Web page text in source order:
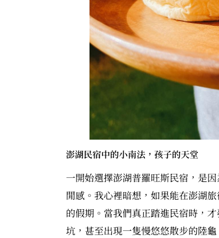
澎湖民宿中的小南法，孩子的天堂
一開始選擇澎湖普羅旺斯民宿，是
閒感。我心裡暗想，如果能在澎湖
的假期。當我們真正踏進民宿時，
坑，甚至出現一隻慢悠悠散步的陸